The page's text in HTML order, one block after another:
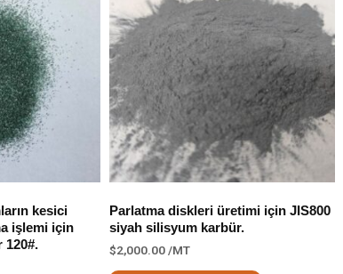
kesici
işlemi için
120#.
Parlatma diskleri üretimi için JIS800
siyah silisyum karbür.
$2,000.00/MT